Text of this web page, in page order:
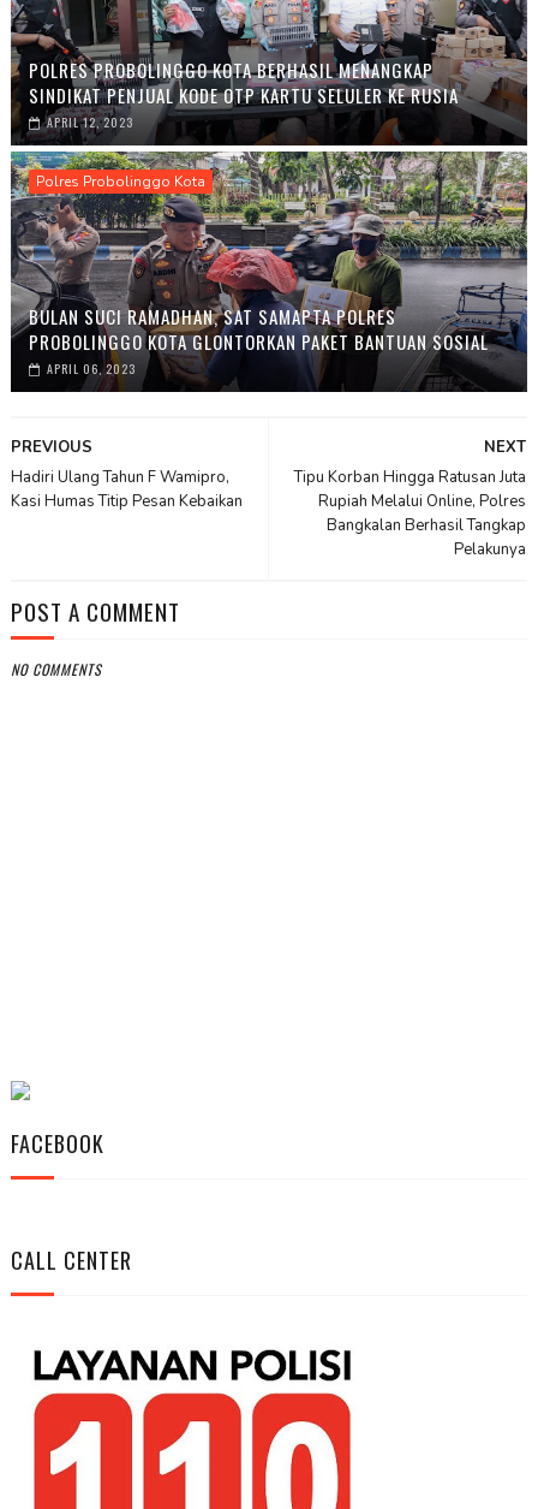
POLRES PROBOLINGGO KOTA BERHASIL MENANGKAP
SINDIKAT PENJUAL KODE OTP KARTU SELULER KE RUSIA
APRIL 12, 2023
Polres Probolinggo Kota
BULAN SUCI RAMADHAN, SAT SAMAPTA POLRES
PROBOLINGGO KOTA GLONTORKAN PAKET BANTUAN SOSIAL
APRIL 06, 2023
NEXT
Tipu Korban Hingga Ratusan Juta
Rupiah Melalui Online, Polres
Bangkalan Berhasil Tangkap
Pelakunya
PREVIOUS
Hadiri Ulang Tahun F Wamipro,
Kasi Humas Titip Pesan Kebaikan
POST A COMMENT
NO COMMENTS
FACEBOOK
CALL CENTER